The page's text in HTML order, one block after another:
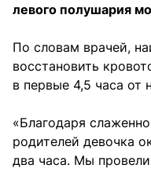
левого полушария
По словам врачей,
восстановить
в первые 4,5 часа от
«Благодаря
родителей девочка
два часа. Мы